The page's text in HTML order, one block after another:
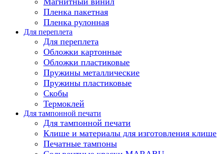
Пленка пакетная
Пленка рулонная
Для переплета
Для переплета
Обложки картонные
Обложки пластиковые
Пружины металлические
Пружины пластиковые
Скобы
Термоклей
Для тампонной печати
Для тампонной печати
Клише и материалы для изготовления клише
Печатные тампоны